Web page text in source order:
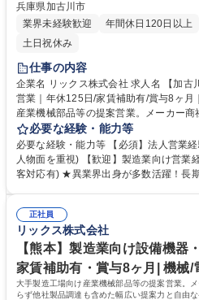
兵庫県加古川市
業界未経験歓迎
年間休日120日以上
土日祝休み
仕事の内容
企業名 リックス株式会社 求人名 【加古川】製造業向け設備機器・部品の
営業｜年休125日/家賃補助有/賞与8ヶ月｜ 仕事の内容 大手製造工場向
産業機械部品等の提案営業。メーカー
ず他社製品調達も含めた幅広い提案力と
向き合い、顧客の役に立つ課題解決を目指します。 ◆顧
主体的に捉え、課題解決にむけた最適
ら提案ができる自由度の高い顧客密着
由な発想で提案が可能です。メーカー商
同で製品開発から取り組むケースもございます。 募集職種
造業向け設備機器・部品の営業｜年休
必要な経験・能力等
必要な経験・能力等 【必須】法人営業
人物面を重視) 【歓迎】製造業向け営業
客対応有) ★異業界出身が多数活躍！長
す。 （https://www.rix.co.jp/recruit/new/
＜組織風土＞組織横断でノウハウ共有を
システムを通じて、他拠点での成功事
得られる仕組みがあります。日々改善を
歴・資格 学歴：大学院 大学 高専 語学力
車
正社員
リックス株式会社
【熊本】製造業向け設備機器
家賃補助有・賞与8ヶ月| 機械/
大手製造工場向け産業機械部品等の提案営業。
らず他社製品調達も含めた幅広い提案力と自由